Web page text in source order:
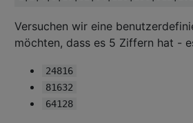
Versuchen wir eine
möchten, dass es 5 Ziffern hat -
24816
81632
64128